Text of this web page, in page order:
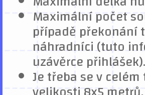
Maximální počet
případě překonání
náhradníci (tuto
uzávěrce přihlášek).
Je třeba se v